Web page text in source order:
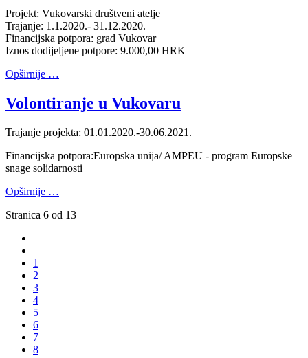
Projekt: Vukovarski društveni atelje
Trajanje: 1.1.2020.- 31.12.2020.
Financijska potpora: grad Vukovar
Iznos dodijeljene potpore: 9.000,00 HRK
Opširnije …
Volontiranje u Vukovaru
Trajanje projekta: 01.01.2020.-30.06.2021.
Financijska potpora:Europska unija/ AMPEU - program Europske
snage solidarnosti
Opširnije …
Stranica 6 od 13
1
2
3
4
5
6
7
8